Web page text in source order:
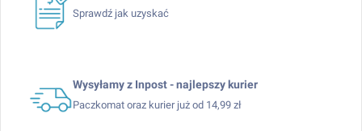
Sprawdź jak uzyskać
Wysyłamy z Inpost - najlepszy kurier
Paczkomat oraz kurier już od 14,99 zł